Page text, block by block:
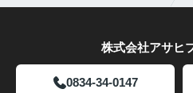
株式会社アサヒ
0834-34-0147